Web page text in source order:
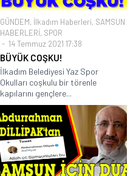
GÜNDEM, İlkadım Haberleri, SAMSUN
HABERLERİ, SPOR
14 Temmuz 2021 17:38
BÜYÜK COŞKU!
İlkadım Belediyesi Yaz Spor
Okulları coşkulu bir törenle
kapılarını gençlere...